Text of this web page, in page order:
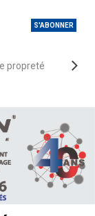
S'ABONNER
propreté